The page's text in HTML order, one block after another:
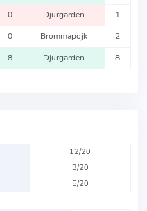
0 Djurgarden 1
0 Brommapojk 2
8 Djurgarden 8
12/20
3/20
5/20